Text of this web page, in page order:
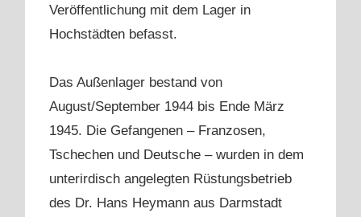
Veröffentlichung mit dem Lager in
Hochstädten befasst.
Das Außenlager bestand von
August/September 1944 bis Ende März
1945. Die Gefangenen – Franzosen,
Tschechen und Deutsche – wurden in dem
unterirdisch angelegten Rüstungsbetrieb
des Dr. Hans Heymann aus Darmstadt